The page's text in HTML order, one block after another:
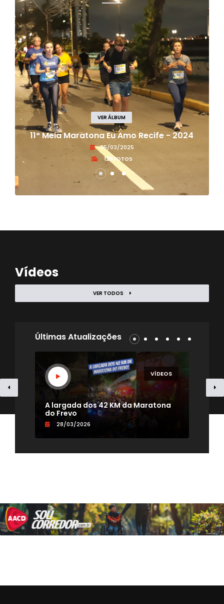
VER ÁLBUM
11° Meia Maratona Eu Amo Recife - 2024
25/03/2025
128 FOTOS
Vídeos
VER TODOS
Últimas Atualizações
A largada dos 42 KM da Maratona
do Frevo
28/03/2026
VÍDEOS